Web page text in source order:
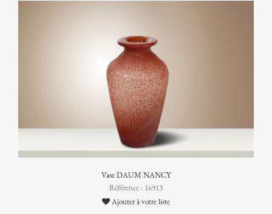
Vase DAUM NANCY
Référence : 16913
Ajouter à votre liste